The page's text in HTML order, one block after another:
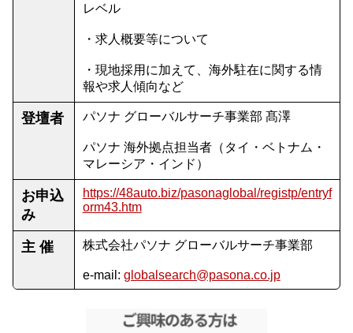
レベル
・求人概要等について
・現地採用に加えて、海外駐在に関する情
報や求人傾向など
登壇者 パソナ グローバルサーチ事業部 髙澤
パソナ 海外拠点担当者（タイ・ベトナム・
マレーシア・インド）
お申込
み
https://48auto.biz/pasonaglobal/registp/entryf
orm43.htm
主 催 株式会社パソナ グローバルサーチ事業部
e-mail: globalsearch@pasona.co.jp